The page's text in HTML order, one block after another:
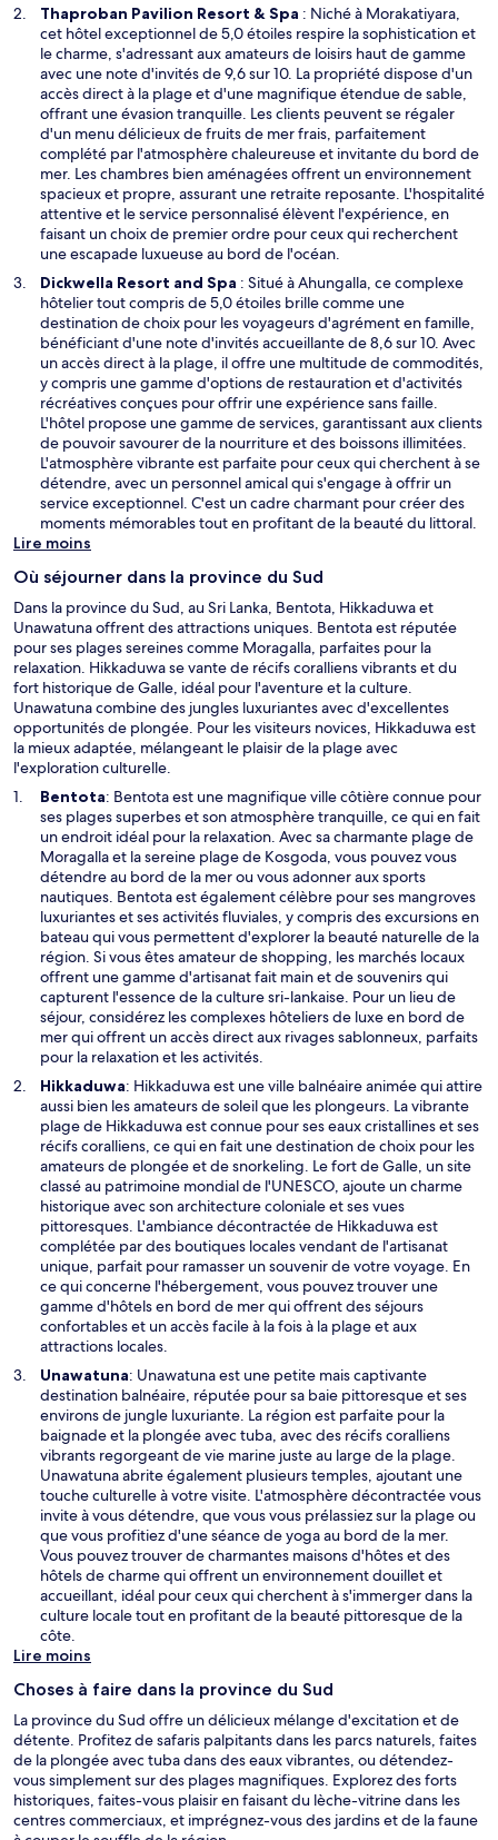
o
u
v
e
l
l
e
f
e
n
ê
t
r
e
Thaproban Pavilion Resort & Spa S
’
o
u
v
r
e
d
a
n
s
u
n
e
n
o
u
v
e
l
l
e
f
e
n
ê
t
e
: Niché à Morakatiyara,
cet hôtel exceptionnel de 5,0 étoiles respire la sophistication et
le charme, s'adressant aux amateurs de loisirs haut de gamme
avec une note d'invités de 9,6 sur 10. La propriété dispose d'un
accès direct à la plage et d'une magnifique étendue de sable,
offrant une évasion tranquille. Les clients peuvent se régaler
d'un menu délicieux de fruits de mer frais, parfaitement
complété par l'atmosphère chaleureuse et invitante du bord de
mer. Les chambres bien aménagées offrent un environnement
spacieux et propre, assurant une retraite reposante. L'hospitalité
attentive et le service personnalisé élèvent l'expérience, en
faisant un choix de premier ordre pour ceux qui recherchent
une escapade luxueuse au bord de l'océan.
Dickwella Resort and Spa S
’
o
u
v
r
e
d
a
n
s
u
n
o
u
v
e
l
l
e
f
e
n
t
r
e
: Situé à Ahungalla, ce complexe
hôtelier tout compris de 5,0 étoiles brille comme une
destination de choix pour les voyageurs d'agrément en famille,
bénéficiant d'une note d'invités accueillante de 8,6 sur 10. Avec
un accès direct à la plage, il offre une multitude de commodités,
y compris une gamme d'options de restauration et d'activités
récréatives conçues pour offrir une expérience sans faille.
L'hôtel propose une gamme de services, garantissant aux clients
de pouvoir savourer de la nourriture et des boissons illimitées.
L'atmosphère vibrante est parfaite pour ceux qui cherchent à se
détendre, avec un personnel amical qui s'engage à offrir un
service exceptionnel. C'est un cadre charmant pour créer des
moments mémorables tout en profitant de la beauté du littoral.
Lire moins
Où séjourner dans la province du Sud
Dans la province du Sud, au Sri Lanka, Bentota, Hikkaduwa et
Unawatuna offrent des attractions uniques. Bentota est réputée
pour ses plages sereines comme Moragalla, parfaites pour la
relaxation. Hikkaduwa se vante de récifs coralliens vibrants et du
fort historique de Galle, idéal pour l'aventure et la culture.
Unawatuna combine des jungles luxuriantes avec d'excellentes
opportunités de plongée. Pour les visiteurs novices, Hikkaduwa est
la mieux adaptée, mélangeant le plaisir de la plage avec
l'exploration culturelle.
BentotaS
’
o
u
v
r
e
d
a
n
s
u
n
e
o
u
v
e
l
l
e
f
e
n
ê
t
r
e
: Bentota est une magnifique ville côtière connue pour
ses plages superbes et son atmosphère tranquille, ce qui en fait
un endroit idéal pour la relaxation. Avec sa charmante plage de
Moragalla et la sereine plage de Kosgoda, vous pouvez vous
détendre au bord de la mer ou vous adonner aux sports
nautiques. Bentota est également célèbre pour ses mangroves
luxuriantes et ses activités fluviales, y compris des excursions en
bateau qui vous permettent d'explorer la beauté naturelle de la
région. Si vous êtes amateur de shopping, les marchés locaux
offrent une gamme d'artisanat fait main et de souvenirs qui
capturent l'essence de la culture sri-lankaise. Pour un lieu de
séjour, considérez les complexes hôteliers de luxe en bord de
mer qui offrent un accès direct aux rivages sablonneux, parfaits
pour la relaxation et les activités.
HikkaduwaS
’
o
u
v
r
e
d
a
n
s
u
n
e
o
u
v
e
l
l
e
f
e
n
ê
t
r
: Hikkaduwa est une ville balnéaire animée qui attire
aussi bien les amateurs de soleil que les plongeurs. La vibrante
plage de Hikkaduwa est connue pour ses eaux cristallines et ses
récifs coralliens, ce qui en fait une destination de choix pour les
amateurs de plongée et de snorkeling. Le fort de Galle, un site
classé au patrimoine mondial de l'UNESCO, ajoute un charme
historique avec son architecture coloniale et ses vues
pittoresques. L'ambiance décontractée de Hikkaduwa est
complétée par des boutiques locales vendant de l'artisanat
unique, parfait pour ramasser un souvenir de votre voyage. En
ce qui concerne l'hébergement, vous pouvez trouver une
gamme d'hôtels en bord de mer qui offrent des séjours
confortables et un accès facile à la fois à la plage et aux
attractions locales.
Unawatuna: Unawatuna est une petite mais captivante
destination balnéaire, réputée pour sa baie pittoresque et ses
environs de jungle luxuriante. La région est parfaite pour la
baignade et la plongée avec tuba, avec des récifs coralliens
vibrants regorgeant de vie marine juste au large de la plage.
Unawatuna abrite également plusieurs temples, ajoutant une
touche culturelle à votre visite. L'atmosphère décontractée vous
invite à vous détendre, que vous vous prélassiez sur la plage ou
que vous profitiez d'une séance de yoga au bord de la mer.
Vous pouvez trouver de charmantes maisons d'hôtes et des
hôtels de charme qui offrent un environnement douillet et
accueillant, idéal pour ceux qui cherchent à s'immerger dans la
culture locale tout en profitant de la beauté pittoresque de la
côte.
Lire moins
Choses à faire dans la province du Sud
La province du Sud offre un délicieux mélange d'excitation et de
détente. Profitez de safaris palpitants dans les parcs naturels, faites
de la plongée avec tuba dans des eaux vibrantes, ou détendez-
vous simplement sur des plages magnifiques. Explorez des forts
historiques, faites-vous plaisir en faisant du lèche-vitrine dans les
centres commerciaux, et imprégnez-vous des jardins et de la faune